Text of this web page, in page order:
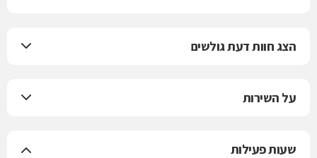
הצג חוות דעת גולשים
על השירות
שעות פעילות